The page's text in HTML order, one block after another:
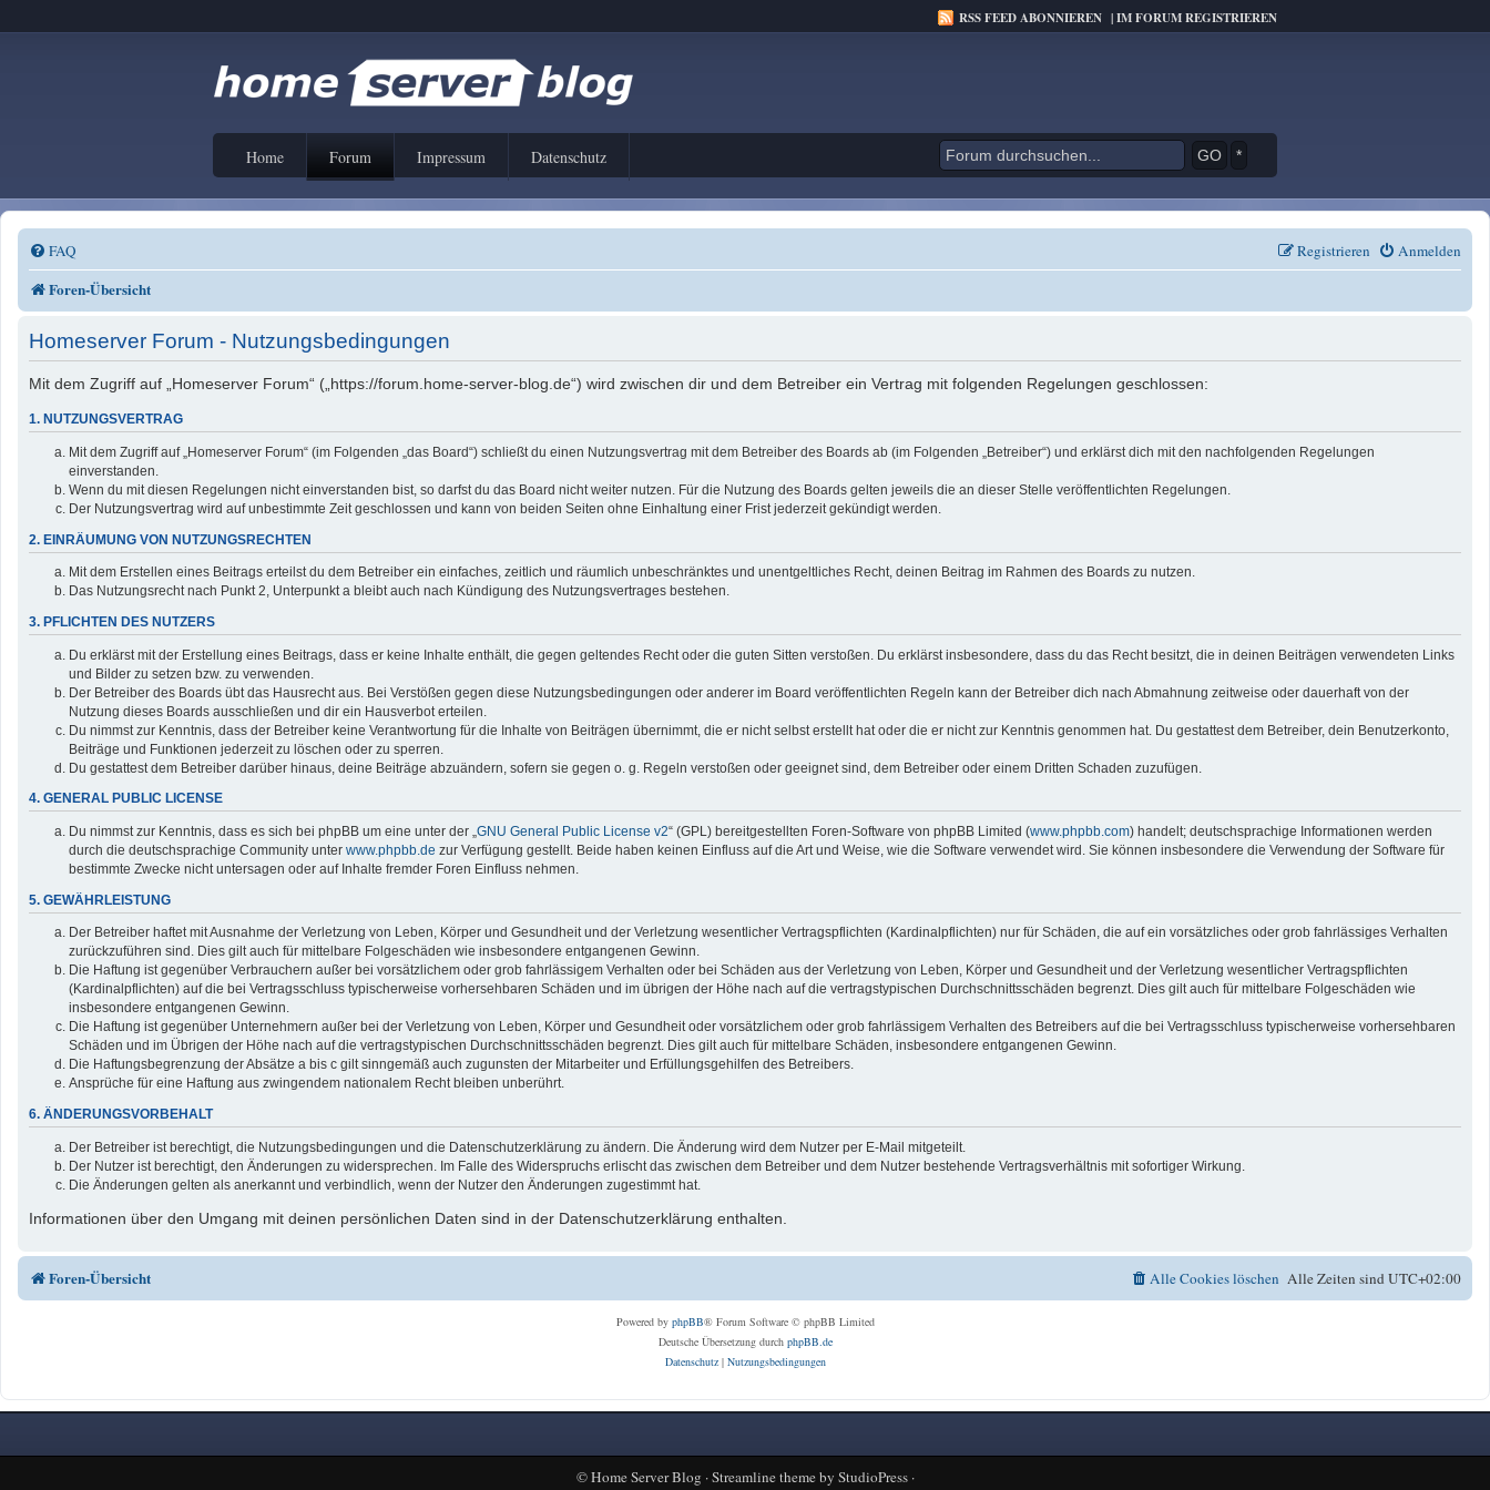
RSS FEED ABONNIEREN |IM FORUM REGISTRIEREN
Home Forum Impressum Datenschutz *
FAQ Anmelden
Registrieren
Foren-Übersicht
Homeserver Forum - Nutzungsbedingungen
Mit dem Zugriff auf „Homeserver Forum“ („https://forum.home-server-blog.de“) wird zwischen dir und dem Betreiber ein Vertrag mit folgenden Regelungen geschlossen:
1. NUTZUNGSVERTRAG
Mit dem Zugriff auf „Homeserver Forum“ (im Folgenden „das Board“) schließt du einen Nutzungsvertrag mit dem Betreiber des Boards ab (im Folgenden „Betreiber“) und erklärst dich mit den nachfolgenden Regelungen
einverstanden.
Wenn du mit diesen Regelungen nicht einverstanden bist, so darfst du das Board nicht weiter nutzen. Für die Nutzung des Boards gelten jeweils die an dieser Stelle veröffentlichten Regelungen.
Der Nutzungsvertrag wird auf unbestimmte Zeit geschlossen und kann von beiden Seiten ohne Einhaltung einer Frist jederzeit gekündigt werden.
2. EINRÄUMUNG VON NUTZUNGSRECHTEN
Mit dem Erstellen eines Beitrags erteilst du dem Betreiber ein einfaches, zeitlich und räumlich unbeschränktes und unentgeltliches Recht, deinen Beitrag im Rahmen des Boards zu nutzen.
Das Nutzungsrecht nach Punkt 2, Unterpunkt a bleibt auch nach Kündigung des Nutzungsvertrages bestehen.
3. PFLICHTEN DES NUTZERS
Du erklärst mit der Erstellung eines Beitrags, dass er keine Inhalte enthält, die gegen geltendes Recht oder die guten Sitten verstoßen. Du erklärst insbesondere, dass du das Recht besitzt, die in deinen Beiträgen verwendeten Links
und Bilder zu setzen bzw. zu verwenden.
Der Betreiber des Boards übt das Hausrecht aus. Bei Verstößen gegen diese Nutzungsbedingungen oder anderer im Board veröffentlichten Regeln kann der Betreiber dich nach Abmahnung zeitweise oder dauerhaft von der
Nutzung dieses Boards ausschließen und dir ein Hausverbot erteilen.
Du nimmst zur Kenntnis, dass der Betreiber keine Verantwortung für die Inhalte von Beiträgen übernimmt, die er nicht selbst erstellt hat oder die er nicht zur Kenntnis genommen hat. Du gestattest dem Betreiber, dein Benutzerkonto,
Beiträge und Funktionen jederzeit zu löschen oder zu sperren.
Du gestattest dem Betreiber darüber hinaus, deine Beiträge abzuändern, sofern sie gegen o. g. Regeln verstoßen oder geeignet sind, dem Betreiber oder einem Dritten Schaden zuzufügen.
4. GENERAL PUBLIC LICENSE
Du nimmst zur Kenntnis, dass es sich bei phpBB um eine unter der „GNU General Public License v2“ (GPL) bereitgestellten Foren-Software von phpBB Limited (www.phpbb.com) handelt; deutschsprachige Informationen werden
durch die deutschsprachige Community unter www.phpbb.de zur Verfügung gestellt. Beide haben keinen Einfluss auf die Art und Weise, wie die Software verwendet wird. Sie können insbesondere die Verwendung der Software für
bestimmte Zwecke nicht untersagen oder auf Inhalte fremder Foren Einfluss nehmen.
5. GEWÄHRLEISTUNG
Der Betreiber haftet mit Ausnahme der Verletzung von Leben, Körper und Gesundheit und der Verletzung wesentlicher Vertragspflichten (Kardinalpflichten) nur für Schäden, die auf ein vorsätzliches oder grob fahrlässiges Verhalten
zurückzuführen sind. Dies gilt auch für mittelbare Folgeschäden wie insbesondere entgangenen Gewinn.
Die Haftung ist gegenüber Verbrauchern außer bei vorsätzlichem oder grob fahrlässigem Verhalten oder bei Schäden aus der Verletzung von Leben, Körper und Gesundheit und der Verletzung wesentlicher Vertragspflichten
(Kardinalpflichten) auf die bei Vertragsschluss typischerweise vorhersehbaren Schäden und im übrigen der Höhe nach auf die vertragstypischen Durchschnittsschäden begrenzt. Dies gilt auch für mittelbare Folgeschäden wie
insbesondere entgangenen Gewinn.
Die Haftung ist gegenüber Unternehmern außer bei der Verletzung von Leben, Körper und Gesundheit oder vorsätzlichem oder grob fahrlässigem Verhalten des Betreibers auf die bei Vertragsschluss typischerweise vorhersehbaren
Schäden und im Übrigen der Höhe nach auf die vertragstypischen Durchschnittsschäden begrenzt. Dies gilt auch für mittelbare Schäden, insbesondere entgangenen Gewinn.
Die Haftungsbegrenzung der Absätze a bis c gilt sinngemäß auch zugunsten der Mitarbeiter und Erfüllungsgehilfen des Betreibers.
Ansprüche für eine Haftung aus zwingendem nationalem Recht bleiben unberührt.
6. ÄNDERUNGSVORBEHALT
Der Betreiber ist berechtigt, die Nutzungsbedingungen und die Datenschutzerklärung zu ändern. Die Änderung wird dem Nutzer per E-Mail mitgeteilt.
Der Nutzer ist berechtigt, den Änderungen zu widersprechen. Im Falle des Widerspruchs erlischt das zwischen dem Betreiber und dem Nutzer bestehende Vertragsverhältnis mit sofortiger Wirkung.
Die Änderungen gelten als anerkannt und verbindlich, wenn der Nutzer den Änderungen zugestimmt hat.
Informationen über den Umgang mit deinen persönlichen Daten sind in der Datenschutzerklärung enthalten.
Foren-Übersicht Alle Zeiten sindUTC+02:00
Alle Cookies löschen
Powered by phpBB® Forum Software © phpBB Limited
Deutsche Übersetzung durch phpBB.de
Datenschutz| Nutzungsbedingungen
©Home Server Blog ·Streamline themeby StudioPress·